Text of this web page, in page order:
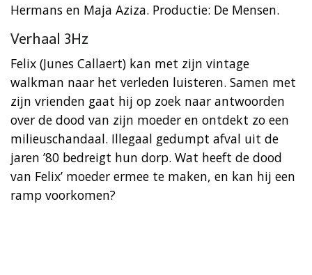
Hermans en Maja Aziza. Productie: De Mensen.
Verhaal 3Hz
Felix (Junes Callaert) kan met zijn vintage
walkman naar het verleden luisteren. Samen met
zijn vrienden gaat hij op zoek naar antwoorden
over de dood van zijn moeder en ontdekt zo een
milieuschandaal. Illegaal gedumpt afval uit de
jaren ’80 bedreigt hun dorp. Wat heeft de dood
van Felix’ moeder ermee te maken, en kan hij een
ramp voorkomen?